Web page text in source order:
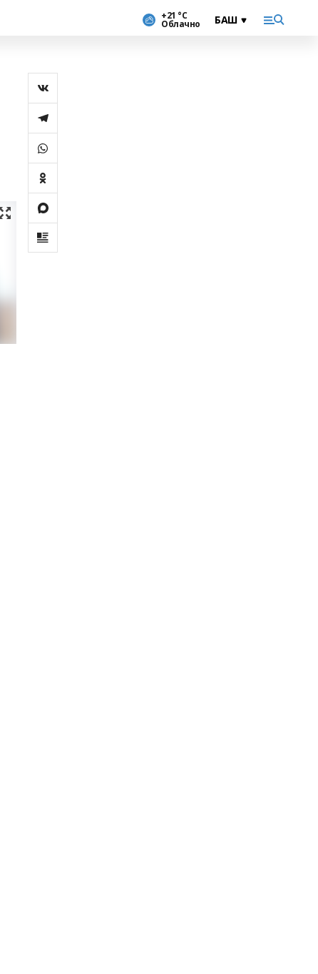
+21 °С
Облачно